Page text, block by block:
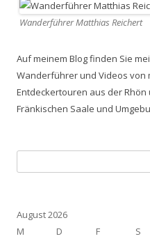
Wanderführer Matthias Reichert
Auf meinem Blog finden Sie
Wanderführer und Videos von
Entdeckertouren aus der
Fränkischen Saale und
nach:
August 2026
M
D F S